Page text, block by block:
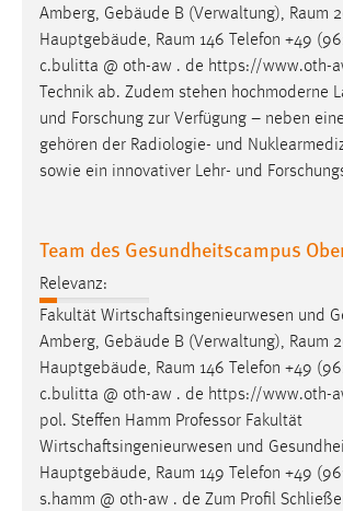
Amberg, Gebäude B (Verwaltung), Raum
Hauptgebäude, Raum 146 Telefon +49
c.bulitta @ oth-aw . de https://www.oth-
Technik ab. Zudem stehen hochmoderne
und Forschung zur Verfügung – neben
gehören der Radiologie- und
sowie ein innovativer Lehr- und
Team des Gesundheitscampus
Relevanz:
Fakultät Wirtschaftsingenieurwesen und
Amberg, Gebäude B (Verwaltung), Raum
Hauptgebäude, Raum 146 Telefon +49
c.bulitta @ oth-aw . de https://www.oth-
pol. Steffen Hamm Professor Fakultät
Wirtschaftsingenieurwesen und
Hauptgebäude, Raum 149 Telefon +49
s.hamm @ oth-aw . de Zum Profil